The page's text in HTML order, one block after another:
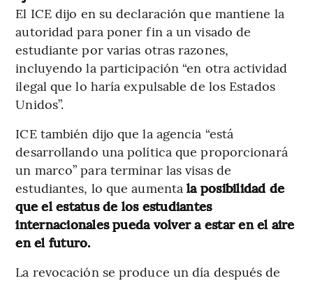
El ICE dijo en su declaración que mantiene la
autoridad para poner fin a un visado de
estudiante por varias otras razones,
incluyendo la participación “en otra actividad
ilegal que lo haría expulsable de los Estados
Unidos”.
ICE también dijo que la agencia “está
desarrollando una política que proporcionará
un marco” para terminar las visas de
estudiantes, lo que aumentala posibilidad de
que el estatus de los estudiantes
internacionales pueda volver a estar en el aire
en el futuro.
La revocación se produce un día después de